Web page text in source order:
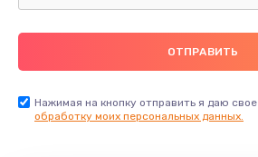
Заказать
Нажимая на кнопку отправить я даю свое
обработку моих персональных данных.